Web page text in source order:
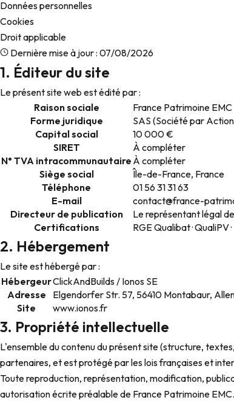
Données personnelles
Cookies
Droit applicable
Dernière mise à jour : 07/08/2026
1. Éditeur du site
Le présent site web est édité par :
Raison sociale
France Patrimoine EMC
Forme juridique
SAS (Société par
Capital social
10 000 €
SIRET
À compléter
N° TVA intracommunautaire À compléter
Siège social
Île-de-France, France
Téléphone
01 56 31 31 63
E-mail
contact@france-
Directeur de publication
Le représentant légal
Certifications
RGE Qualibat · QualiPV
2. Hébergement
Le site est hébergé par :
HébergeurClickAndBuilds / Ionos SE
Adresse
Elgendorfer Str. 57, 56410 Montabaur,
Site
www.ionos.fr
3. Propriété intellectuelle
L'ensemble du contenu du présent site (structure,
partenaires, et est protégé par les lois françaises et
Toute reproduction, représentation, modification,
autorisation écrite préalable de France Patrimoine EMC.